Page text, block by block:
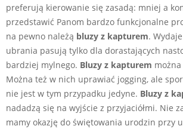
preferują kierowanie się zasadą: mniej a
przedstawić Panom bardzo funkcjonalne
na pewno należą bluzy z kapturem.
ubrania pasują tylko dla dorastających
bardziej mylnego. Bluzy z kapturem
Można też w nich uprawiać jogging, ale
nie jest w tym przypadku jedyne. Bluzy z
nadadzą się na wyjście z przyjaciółmi. Nie
mamy okazję do świętowania urodzin przy